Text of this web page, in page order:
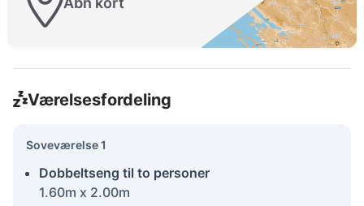
Værelsesfordeling
Soveværelse 1
Dobbeltseng til to personer
1.60m x 2.00m